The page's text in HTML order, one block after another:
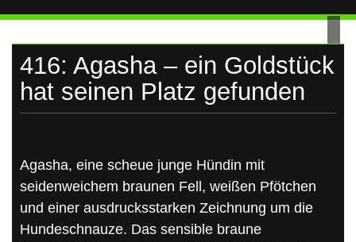
416: Agasha – ein Goldstück
hat seinen Platz gefunden
Agasha, eine scheue junge Hündin mit
seidenweichem braunen Fell, weißen Pfötchen
und einer ausdrucksstarken Zeichnung um die
Hundeschnauze. Das sensible braune